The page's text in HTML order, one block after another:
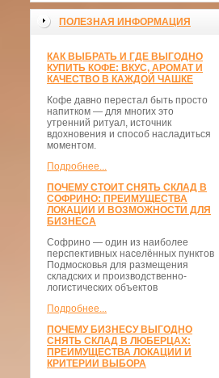
ПОЛЕЗНАЯ ИНФОРМАЦИЯ
КАК ВЫБРАТЬ И ГДЕ ВЫГОДНО
КУПИТЬ КОФЕ: ВКУС, АРОМАТ И
КАЧЕСТВО В КАЖДОЙ ЧАШКЕ
Кофе давно перестал быть просто
напитком — для многих это
утренний ритуал, источник
вдохновения и способ насладиться
моментом.
Подробнее...
ПОЧЕМУ СТОИТ СНЯТЬ СКЛАД В
СОФРИНО: ПРЕИМУЩЕСТВА
ЛОКАЦИИ И ВОЗМОЖНОСТИ ДЛЯ
БИЗНЕСА
Софрино — один из наиболее
перспективных населённых пунктов
Подмосковья для размещения
складских и производственно-
логистических объектов
Подробнее...
ПОЧЕМУ БИЗНЕСУ ВЫГОДНО
СНЯТЬ СКЛАД В ЛЮБЕРЦАХ:
ПРЕИМУЩЕСТВА ЛОКАЦИИ И
КРИТЕРИИ ВЫБОРА